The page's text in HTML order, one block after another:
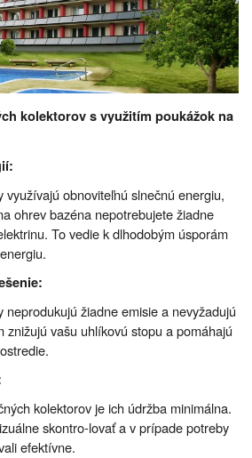
kolektorov s využitím poukážok na
využívajú obnoviteľnú slnečnú energiu,
ohrev bazéna nepotrebujete žiadne
To vedie k dlhodobým úsporám
neprodukujú žiadne emisie a nevyžadujú
znižujú vašu uhlíkovú stopu a pomáhajú
kolektorov je ich údržba minimálna.
skontro-lovať a v prípade potreby
efektívne.